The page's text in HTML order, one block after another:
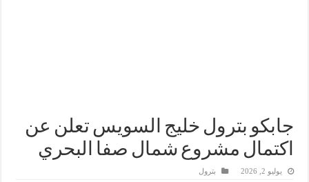
جابكو بترول خليج السويس تعلن عن
اكتمال مشروع شمال صفا البحري
يوليو 2, 2026 بترول